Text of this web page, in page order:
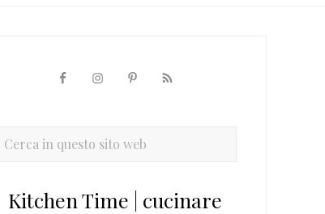
primaria
Cerca
sitoKitchen Time | cucinare